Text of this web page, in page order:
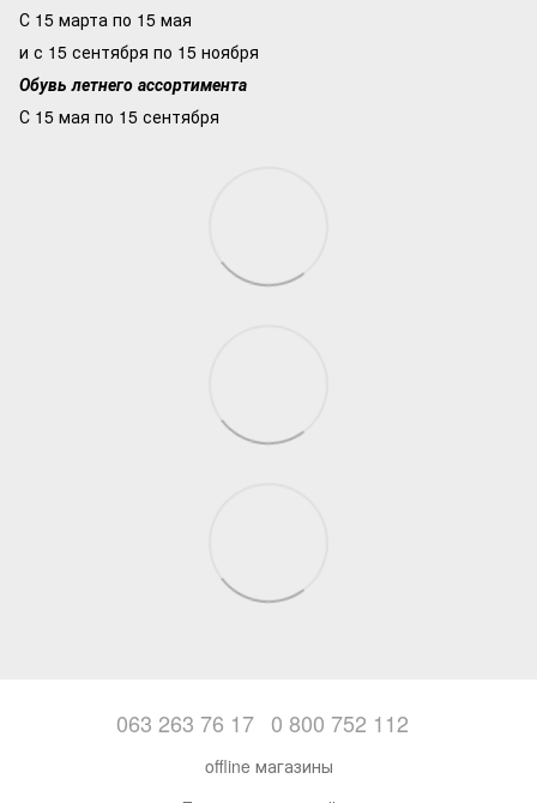
С 15 марта по 15 мая
и с 15 сентября по 15 ноября
Обувь летнего ассортимента
С 15 мая по 15 сентября
063 263 76 17 0 800 752 112
offline магазины